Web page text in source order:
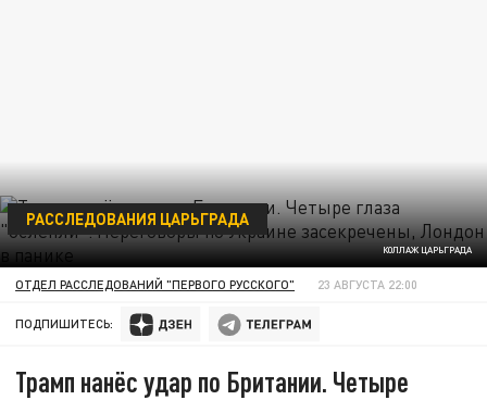
КОЛЛАЖ ЦАРЬГРАДА
РАССЛЕДОВАНИЯ ЦАРЬГРАДА
ОТДЕЛ РАССЛЕДОВАНИЙ "ПЕРВОГО РУССКОГО" 23 АВГУСТА 22:00
ПОДПИШИТЕСЬ:
Трамп нанёс удар по Британии. Четыре